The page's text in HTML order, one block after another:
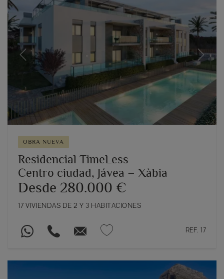
Previous Next
OBRA NUEVA
Residencial TimeLess
Centro ciudad, Jávea – Xàbia
Desde 280.000 €
17 VIVIENDAS DE 2 Y 3 HABITACIONES
REF. 17